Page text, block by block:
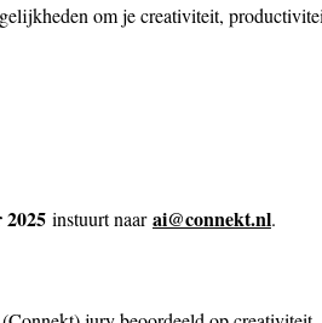
om je creativiteit,
2025instuurt naarai@connekt.nl.